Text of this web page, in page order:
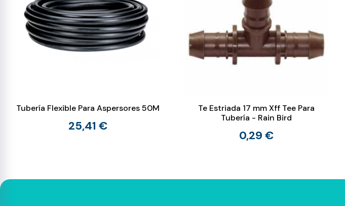
Tubería Flexible Para Aspersores 50M
25,41 €
Te Estriada 17 mm Xff Tee Para
Tubería - Rain Bird
0,29 €